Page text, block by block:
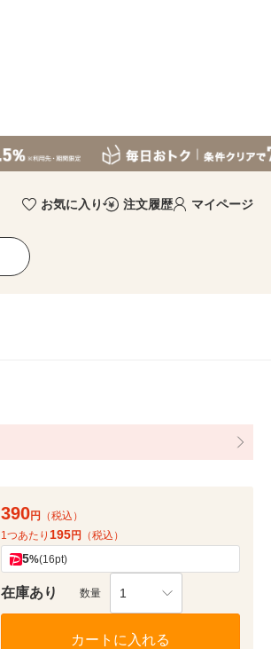
お気に入り 注文履歴 マイページ
390円
（税込）
1つあたり 195円 （税込）
5%(16pt)
在庫あり 数量 1
カートに入れる